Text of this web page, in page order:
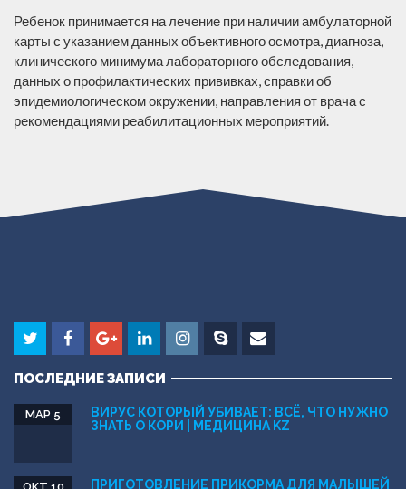
Ребенок принимается на лечение при наличии амбулаторной
карты с указанием данных объективного осмотра, диагноза,
клинического минимума лабораторного обследования,
данных о профилактических прививках, справки об
эпидемиологическом окружении, направления от врача с
рекомендациями реабилитационных мероприятий.
ПОСЛЕДНИЕ ЗАПИСИ
ВИРУС КОТОРЫЙ УБИВАЕТ: ВСЁ, ЧТО НУЖНО
ЗНАТЬ О КОРИ | МЕДИЦИНА KZ
МАР 5
ПРИГОТОВЛЕНИЕ ПРИКОРМА ДЛЯ МАЛЫШЕЙ